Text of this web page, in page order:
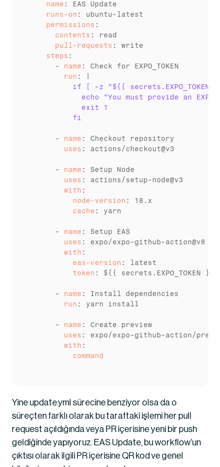
    name
    runs-on
    permissions
      contents
      pull-requests
    steps
:
      -
name
        run
if [ -z "${{ secrets.EXPO_TOKEN
echo "You must provide an
            exit 1
          fi
      -
name
        uses
: actions/checkout@v3
      -
name
        uses
        with
          node-version
          cache
: yarn
      -
name
        uses
        with
          eas-version
          token
: ${{ secrets.EXPO_TOKEN }}
      -
name
        run
: yarn install
      -
name
        uses
        with
          command
Yine update.yml sürecine benziyor olsa da o
süreçten farklı olarak bu taraftaki işlemi her pull
request açıldığında veya PR içerisine yeni bir push
geldiğinde yapıyoruz. EAS Update, bu workflow’un
çıktısı olarak ilgili PR içerisine QR kod ve genel